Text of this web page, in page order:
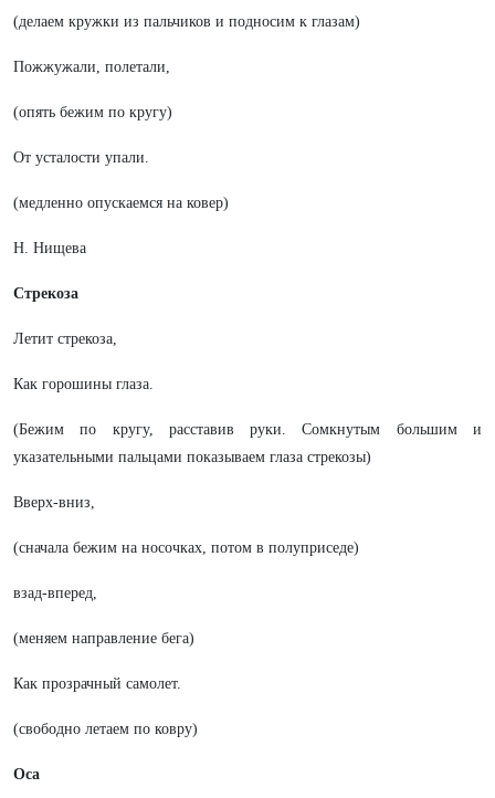
(делаем кружки из пальчиков и подносим к глазам)
Пожжужали, полетали,
(опять бежим по кругу)
От усталости упали.
(медленно опускаемся на ковер)
Н. Нищева
Стрекоза
Летит стрекоза,
Как горошины глаза.
(Бежим по кругу, расставив руки. Сомкнутым большим и
указательными пальцами показываем глаза стрекозы)
Вверх-вниз,
(сначала бежим на носочках, потом в полуприседе)
взад-вперед,
(меняем направление бега)
Как прозрачный самолет.
(свободно летаем по ковру)
Оса